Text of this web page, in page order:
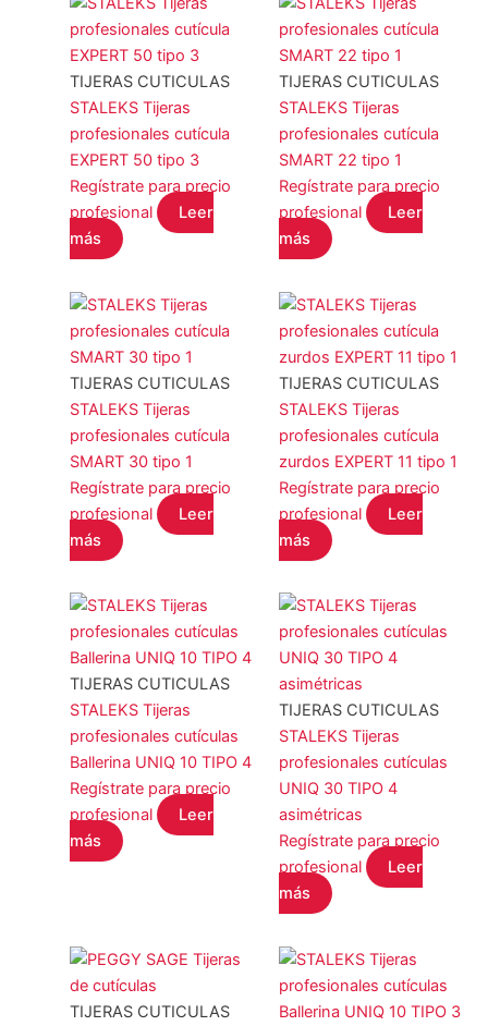
TIJERAS CUTICULAS
STALEKS Tijeras
profesionales cutícula
EXPERT 50 tipo 3
Regístrate para precio
profesional
Leer
más
TIJERAS CUTICULAS
STALEKS Tijeras
profesionales cutícula
SMART 22 tipo 1
Regístrate para precio
profesional
Leer
más
TIJERAS CUTICULAS
STALEKS Tijeras
profesionales cutícula
SMART 30 tipo 1
Regístrate para precio
profesional
Leer
más
TIJERAS CUTICULAS
STALEKS Tijeras
profesionales cutícula
zurdos EXPERT 11 tipo 1
Regístrate para precio
profesional
Leer
más
TIJERAS CUTICULAS
STALEKS Tijeras
profesionales cutículas
Ballerina UNIQ 10 TIPO 4
Regístrate para precio
profesional
Leer
más
TIJERAS CUTICULAS
STALEKS Tijeras
profesionales cutículas
UNIQ 30 TIPO 4
asimétricas
Regístrate para precio
profesional
Leer
más
TIJERAS CUTICULAS